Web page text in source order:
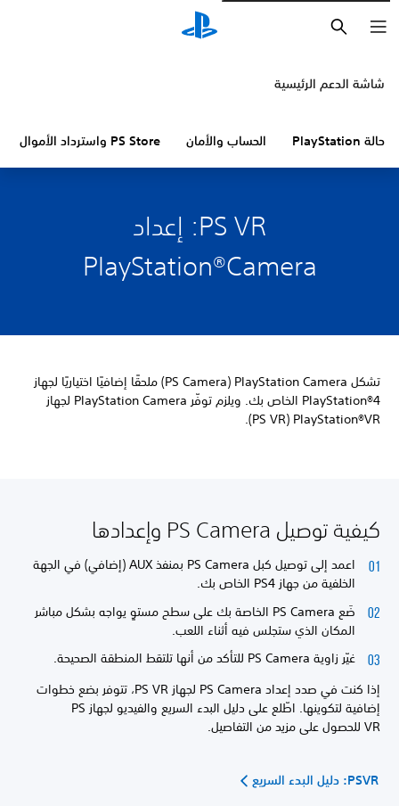
شاشة الدعم الرئيسية
حالة PlayStation الحساب والأمان PS Store واسترداد الأموال
PS VR: إعداد
PlayStation®Camera
تشكل PlayStation Camera‏ (PS Camera) ملحقًا إضافيًا اختياريًا لجهاز
PlayStation®4 الخاص بك. ويلزم توفّر PlayStation Camera لجهاز
PlayStation®VR‏ (PS VR).
كيفية توصيل PS Camera وإعدادها
اعمد إلى توصيل كبل PS Camera بمنفذ AUX (إضافي) في الجهة
الخلفية من جهاز PS4 الخاص بك.
ضَع PS Camera الخاصة بك على سطح مستوٍ يواجه بشكل مباشر
المكان الذي ستجلس فيه أثناء اللعب.
غيّر زاوية PS Camera للتأكد من أنها تلتقط المنطقة الصحيحة.
إذا كنت في صدد إعداد PS Camera لجهاز PS VR، تتوفر بضع خطوات
إضافية لتكوينها. اطّلع على دليل البدء السريع والفيديو لجهاز PS
VR للحصول على مزيد من التفاصيل.
PSVR: دليل البدء السريع